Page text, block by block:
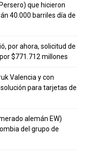
que hicieron
40.000 barriles día de
por ahora, solicitud de
$771.712 millones
Valencia y con
para tarjetas de
alemán EW)
del grupo de